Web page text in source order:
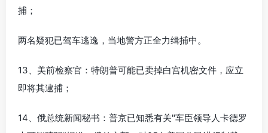
捕；
两名疑犯已驾车逃逸，当地警方正全力缉捕中。
13、美前检察官：特朗普可能已卖掉白宫机密文件，应立
即将其逮捕；
14、俄总统新闻秘书：普京已知悉有关"车臣领导人卡德罗